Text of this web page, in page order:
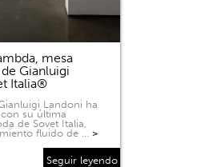
mesa
Gianluigi
Italia®
Landoni ha
su última
de Sovet Italia,
fluido de … >
Seguir leyendo